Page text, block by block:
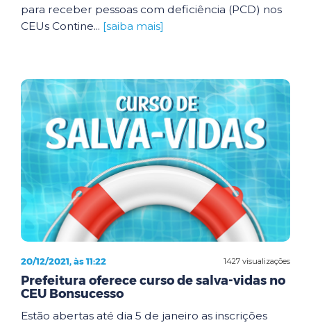
para receber pessoas com deficiência (PCD) nos
CEUs Contine... [saiba mais]
1427 visualizações
20/12/2021, às 11:22
Prefeitura oferece curso de salva-vidas no
CEU Bonsucesso
Estão abertas até dia 5 de janeiro as inscrições